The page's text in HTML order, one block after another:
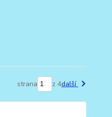
strana z 4další